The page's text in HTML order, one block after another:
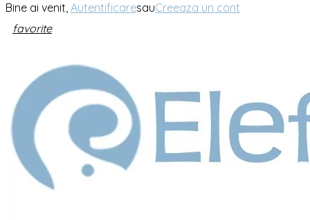
Bine ai venit, AutentificaresauCreeaza un cont
favorite